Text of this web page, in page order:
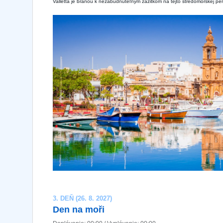
Valletta je bránou k nezabudnuteľným zážitkom na tejto stredomorskej
3. DEŇ (26. 8. 2027)
Den na moři